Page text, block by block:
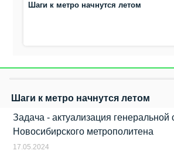
Шаги к метро начнутся летом
Шаги к метро начнутся летом
Задача - актуализация генеральной
Новосибирского метрополитена
17.05.2024